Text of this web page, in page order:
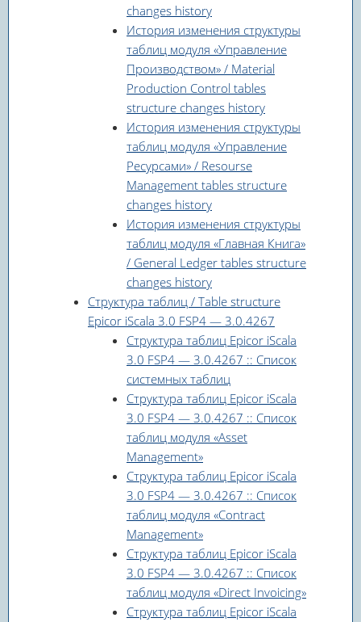
changes history
История изменения структуры
таблиц модуля «Управление
Производством» / Material
Production Control tables
structure changes history
История изменения структуры
таблиц модуля «Управление
Ресурсами» / Resourse
Management tables structure
changes history
История изменения структуры
таблиц модуля «Главная Книга»
/ General Ledger tables structure
changes history
Структура таблиц / Table structure
Epicor iScala 3.0 FSP4 — 3.0.4267
Структура таблиц Epicor iScala
3.0 FSP4 — 3.0.4267 :: Список
системных таблиц
Структура таблиц Epicor iScala
3.0 FSP4 — 3.0.4267 :: Список
таблиц модуля «Asset
Management»
Структура таблиц Epicor iScala
3.0 FSP4 — 3.0.4267 :: Список
таблиц модуля «Contract
Management»
Структура таблиц Epicor iScala
3.0 FSP4 — 3.0.4267 :: Список
таблиц модуля «Direct Invoicing»
Структура таблиц Epicor iScala